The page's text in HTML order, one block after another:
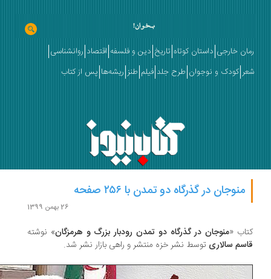
خارجی داستان کوتاه تاریخ دین و فلسفه اقتصاد روانشناسی
کودک و نوجوان طرح جلد فیلم طنز ریشه‌ها پس از کتاب
منوجان در گذرگاه دو تمدن با ۲۵۶ صفحه
منوجان در گذرگاه دو تمدن رودبار بزرگ و هرمزگان» نوشته
سالاری توسط نشر خزه منتشر و راهی بازار نشر شد.